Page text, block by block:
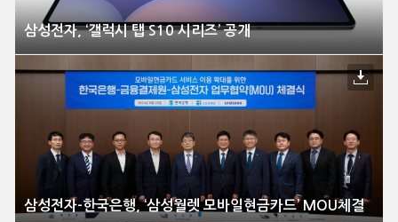
삼성전자, ‘갤럭시 탭 S10 시리즈’ 공개
삼성전자-한국은행, ‘삼성월렛 모바일현금카드’ MOU체결